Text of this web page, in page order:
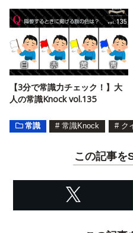
【3分で常識力チェック！】大
人の常識Knock vol.135
常識 # 常識Knock # ク
この記事を